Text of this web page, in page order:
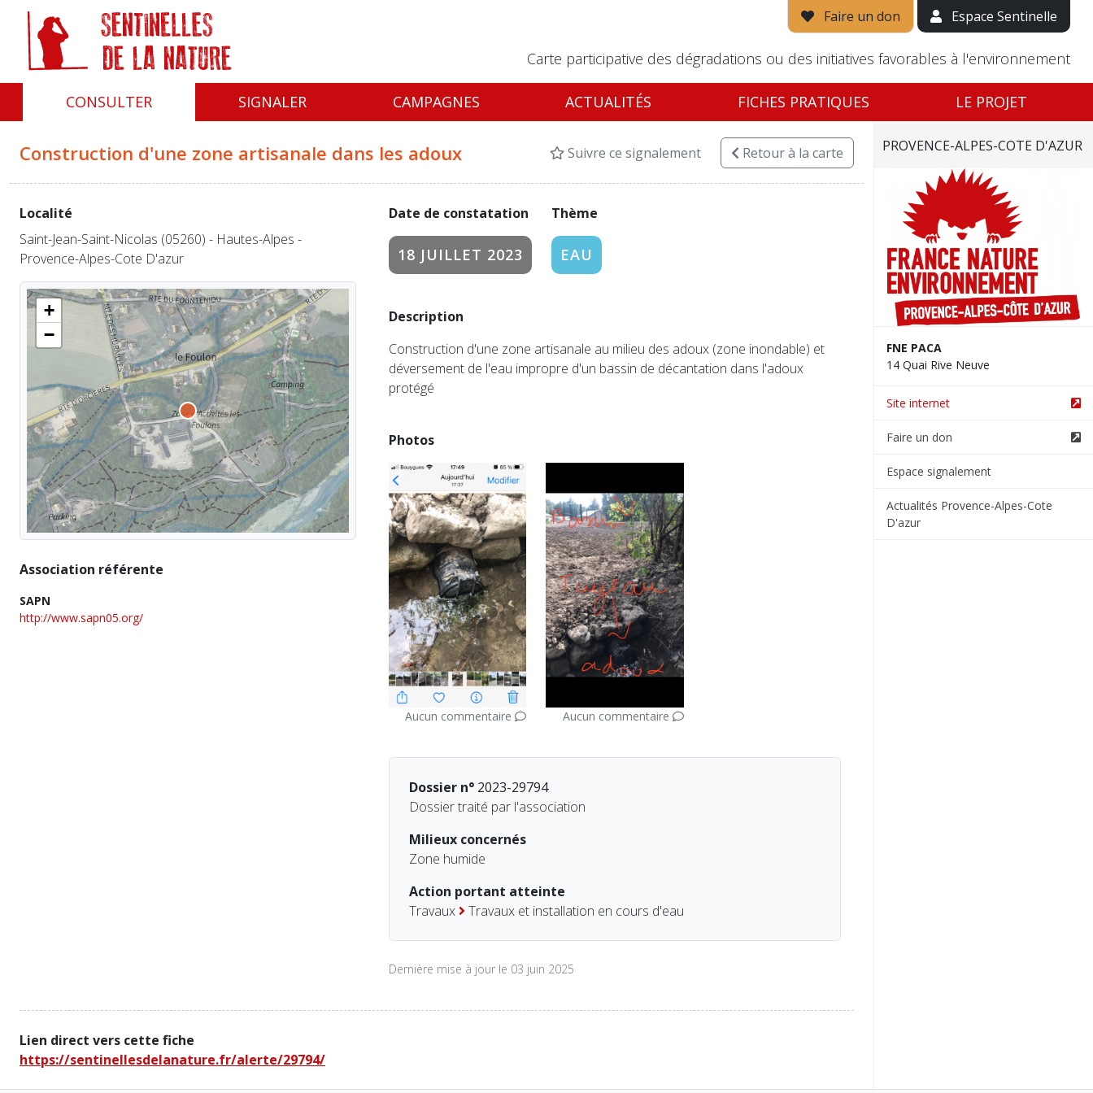
Faire un don Espace Sentinelle
Carte participative des dégradations ou des initiatives favorables à l'environnement
CONSULTER SIGNALER CAMPAGNES ACTUALITÉS FICHES PRATIQUES LE PROJET
Construction d'une zone artisanale dans les adoux Suivre ce signalement Retourà la carte
Date de constatation
18 JUILLET 2023
Thème
EAU
Description
Construction d'une zone artisanale au milieu des adoux (zone inondable) et
déversement de l'eau impropre d'un bassin de décantation dans l'adoux
protégé
Photos
Aucun commentaire Aucun commentaire
Dossier n°2023-29794
Dossier traité par l'association
Milieux concernés
Zone humide
Action portant atteinte
Travaux
Travaux et installation en cours d'eau
Dernière mise à jour le 03 juin 2025
Localité
Saint-Jean-Saint-Nicolas (05260) - Hautes-Alpes -
Provence-Alpes-Cote D'azur
+
−
Association référente
SAPN
http://www.sapn05.org/
Lien direct vers cette fiche
https://sentinellesdelanature.fr/alerte/29794/
PROVENCE-ALPES-COTE D'AZUR
FNE PACA
14 Quai Rive Neuve
Site internet
Faire un don
Espace signalement
Actualités Provence-Alpes-Cote
D'azur
Panneau de gestion des cookies